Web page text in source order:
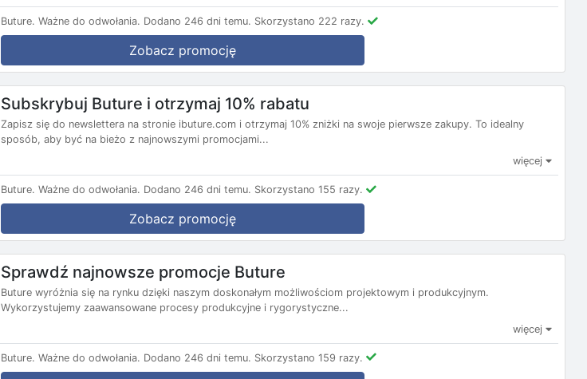
Buture. Ważne do odwołania. Dodano 246 dni temu. Skorzystano 222 razy.
Zobacz promocję
Subskrybuj Buture i otrzymaj 10% rabatu
Zapisz się do newslettera na stronie ibuture.com i otrzymaj 10% zniżki na swoje pierwsze zakupy. To idealny
sposób, aby być na bieżo z najnowszymi promocjami...
więcej
Buture. Ważne do odwołania. Dodano 246 dni temu. Skorzystano 155 razy.
Zobacz promocję
Sprawdź najnowsze promocje Buture
Buture wyróżnia się na rynku dzięki naszym doskonałym możliwościom projektowym i produkcyjnym.
Wykorzystujemy zaawansowane procesy produkcyjne i rygorystyczne...
więcej
Buture. Ważne do odwołania. Dodano 246 dni temu. Skorzystano 159 razy.